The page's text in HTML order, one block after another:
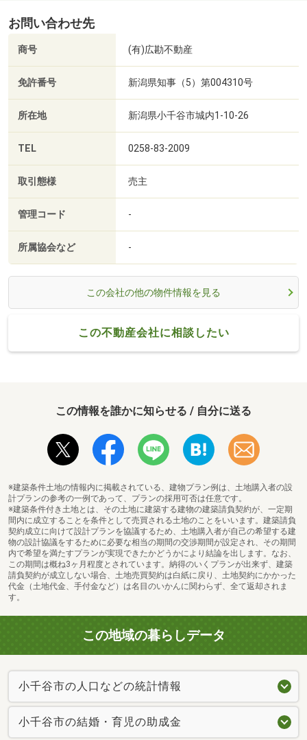
お問い合わせ先
商号 (有)広勘不動産
免許番号 新潟県知事（5）第004310号
所在地 新潟県小千谷市城内1-10-26
TEL 0258-83-2009
取引態様 売主
管理コード -
所属協会など -
この会社の他の物件情報を見る
この不動産会社に相談したい
この情報を誰かに知らせる / 自分に送る
※建築条件土地の情報内に掲載されている、建物プラン例は、土地購入者の設
計プランの参考の一例であって、プランの採用可否は任意です。
※建築条件付き土地とは、その土地に建築する建物の建築請負契約が、一定期
間内に成立することを条件として売買される土地のことをいいます。建築請負
契約成立に向けて設計プランを協議するため、土地購入者が自己の希望する建
物の設計協議をするために必要な相当の期間の交渉期間が設定され、その期間
内で希望を満たすプランが実現できたかどうかにより結論を出します。なお、
この期間は概ね3ヶ月程度とされています。納得のいくプランが出来ず、建築
請負契約が成立しない場合、土地売買契約は白紙に戻り、土地契約にかかった
代金（土地代金、手付金など）は名目のいかんに関わらず、全て返却されま
す。
この地域の暮らしデータ
小千谷市の人口などの統計情報
小千谷市の結婚・育児の助成金